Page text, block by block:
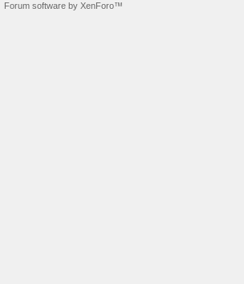
Forum software by XenForo™